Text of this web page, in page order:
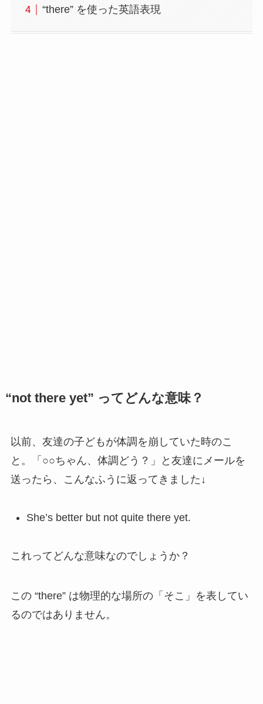
“there” を使った英語表現
“not there yet” ってどんな意味？
以前、友達の子どもが体調を崩していた時のこ
と。「○○ちゃん、体調どう？」と友達にメールを
送ったら、こんなふうに返ってきました↓
She’s better but not quite there yet.
これってどんな意味なのでしょうか？
この “there” は物理的な場所の「そこ」を表してい
るのではありません。